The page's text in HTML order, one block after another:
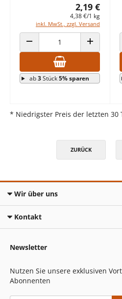
2,19 €
4,38 €/1 kg
inkl. MwSt., zzgl. Versand
ANZAHL VERRINGERN ANZAHL
ab3Stück5% sparen
* Niedrigster Preis der letzten 30
ZURÜCK
Wir über uns
Kontakt
Newsletter
Nutzen Sie unsere exklusiven
Abonnenten